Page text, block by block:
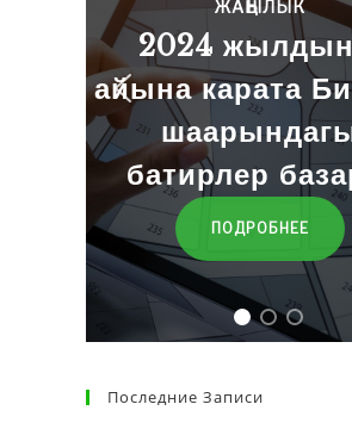
Баалар
ӨТҮҮ
Последние Записи